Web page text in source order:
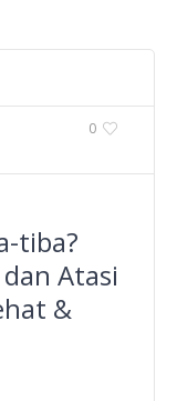
0
tiba?
Atasi
&